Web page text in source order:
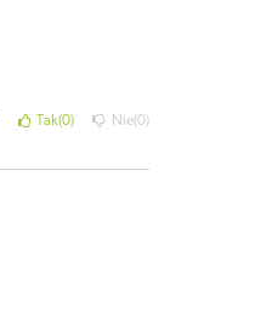
Tak 0 Nie 0